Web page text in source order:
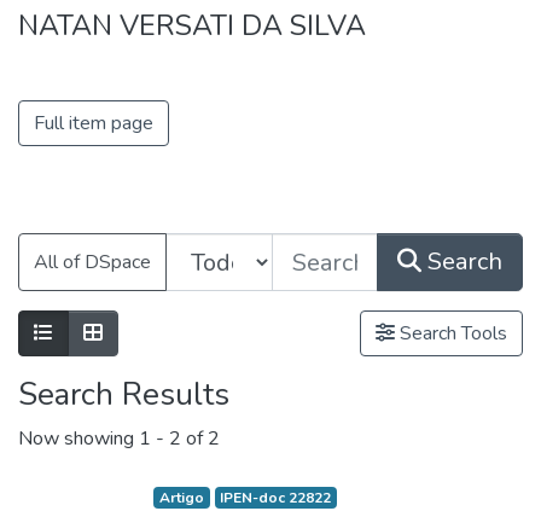
All of DSpace
NATAN VERSATI DA SILVA
Full item page
All of DSpace Search
Search Tools
Search Results
Now showing 1 - 2 of 2
Artigo IPEN-doc 22822